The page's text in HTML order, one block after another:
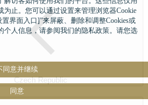
Czech Republic
止。您可以通过设置来管理浏览器Cookie
界面入口]”来屏蔽、删除和调整Cookies或
个人信息，请参阅我们的隐私政策。请您选
同意并继续
同意